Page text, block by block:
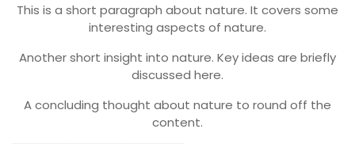
This is a short paragraph about nature. It covers some
interesting aspects of nature.
Another short insight into nature. Key ideas are briefly
discussed here.
A concluding thought about nature to round off the
content.